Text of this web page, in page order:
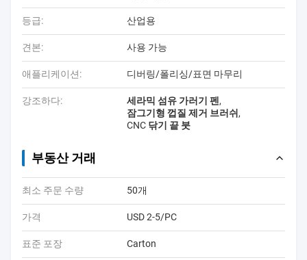
등급: 산업용
견본: 사용 가능
애플리케이션: 디버링/폴리싱/표면 마무리
강조하다: 세라믹 섬유 가러기 펜 ,
잠그기형 껍질 제거 브러쉬 ,
CNC 닦기 끝 붓
부동산 거래
최소 주문 수량 50개
가격 USD 2-5/PC
표준 포장 Carton